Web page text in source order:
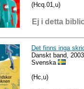
(Hcq.01,u)
Ej i detta
Det finns inga
Danskt band, 2003
Svenska
(Hc,u)